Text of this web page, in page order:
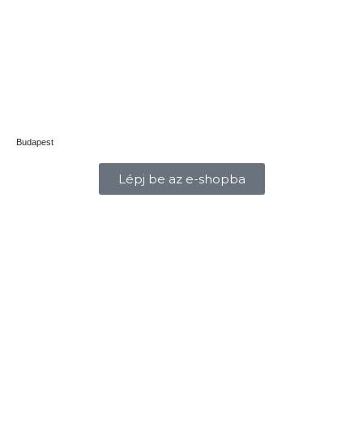
Budapest
Lépj be az e-shopba